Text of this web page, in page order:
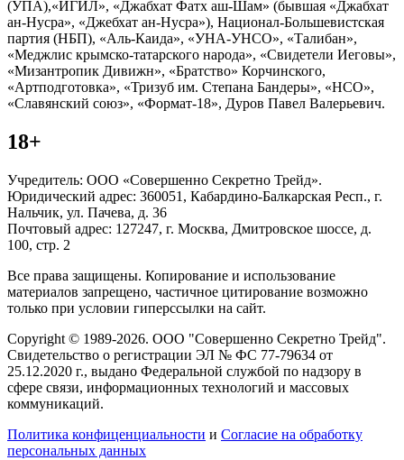
(УПА),«ИГИЛ», «Джабхат Фатх аш-Шам» (бывшая «Джабхат
ан-Нусра», «Джебхат ан-Нусра»), Национал-Большевистская
партия (НБП), «Аль-Каида», «УНА-УНСО», «Талибан»,
«Меджлис крымско-татарского народа», «Свидетели Иеговы»,
«Мизантропик Дивижн», «Братство» Корчинского,
«Артподготовка», «Тризуб им. Степана Бандеры», «НСО»,
«Славянский союз», «Формат-18», Дуров Павел Валерьевич.
18+
Учредитель: ООО «Совершенно Секретно Трейд».
Юридический адрес: 360051, Кабардино-Балкарская Респ., г.
Нальчик, ул. Пачева, д. 36
Почтовый адрес: 127247, г. Москва, Дмитровское шоссе, д.
100, стр. 2
Все права защищены. Копирование и использование
материалов запрещено, частичное цитирование возможно
только при условии гиперссылки на сайт.
Copyright © 1989-2026. ООО "Совершенно Секретно Трейд".
Свидетельство о регистрации ЭЛ № ФС 77-79634 от
25.12.2020 г., выдано Федеральной службой по надзору в
сфере связи, информационных технологий и массовых
коммуникаций.
Политика конфиценциальности и Согласие на обработку
персональных данных